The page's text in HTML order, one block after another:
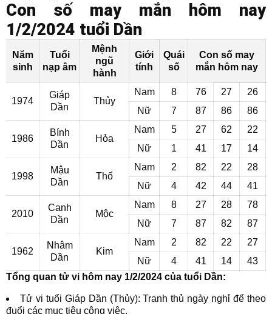
Con số may mắn hôm nay
1/2/2024 tuổi Dần
Năm
sinh
Tuổi
nạp âm
Mệnh
ngũ
hành
Giới
tính
Quái
số
Con số may
mắn hôm nay
1974
Giáp
Dần
Thủy
Nam 8 76 27
26
Nữ
7 87 86 86
1986
Bính
Dần
Hỏa
Nam 5 27 62
22
Nữ
1 41 17 14
1998
Mậu
Dần
Thổ
Nam 2 82 22
28
Nữ
4 42 44 41
2010
Canh
Dần
Mộc
Nam 8 27 28
78
Nữ
7 87 82 87
1962
Nhâm
Dần
Kim
Nam 2 82 22
27
Nữ
4 41 14
43
Tổng quan tử vi hôm nay 1/2/2024 của tuổi Dần:
Tử vi tuổi Giáp Dần (Thủy): Tranh thủ ngày nghỉ để theo
đuổi các mục tiêu công việc.